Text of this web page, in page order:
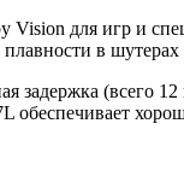
для игр и
в шутерах
задержка (всего
обеспечивает